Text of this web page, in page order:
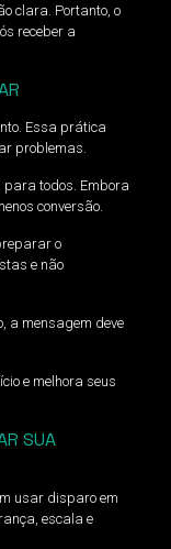
clara. Portanto, o
receber a
Essa prática
problemas.
para todos. Embora
conversão.
o
e não
a mensagem deve
e melhora seus
SUA
usar disparo em
escala e